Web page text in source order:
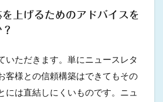
上げるためのアドバイスを
いただきます。単にニュースレタ
客様との信頼構築はできてもその
には直結しにくいものです。ニュ